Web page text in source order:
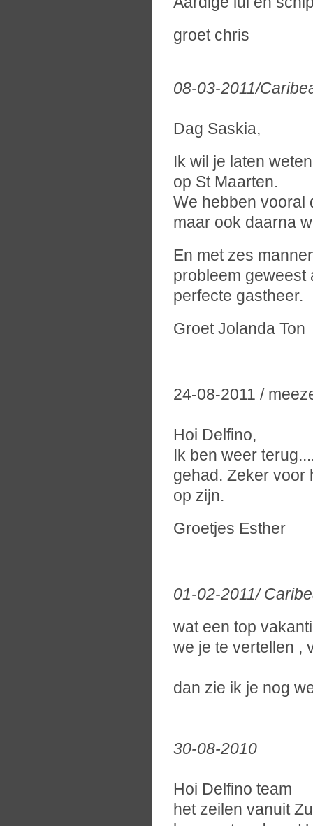
groet chris
08-03-2011/
Dag Saskia,
Ik wil je laten
op St Maarten.
We hebben vooral
maar ook daarna
En met zes
probleem geweest
perfecte gastheer.
Groet Jolanda Ton
24-08-2011 /
Hoi Delfino,
Ik ben weer
gehad. Zeker voor
op zijn.
Groetjes Esther
01-02-2011/
wat een top
we je te vertellen ,
dan zie ik je nog
30-08-2010
Hoi Delfino team
het zeilen vanuit